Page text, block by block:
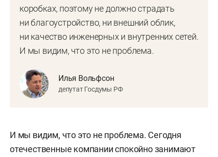
коробках, поэтому не должно страдать
ни благоустройство, ни внешний облик,
ни качество инженерных и внутренних сетей.
И мы видим, что это не проблема.
Илья Вольфсон
депутат Госдумы РФ
И мы видим, что это не проблема. Сегодня
отечественные компании спокойно занимают